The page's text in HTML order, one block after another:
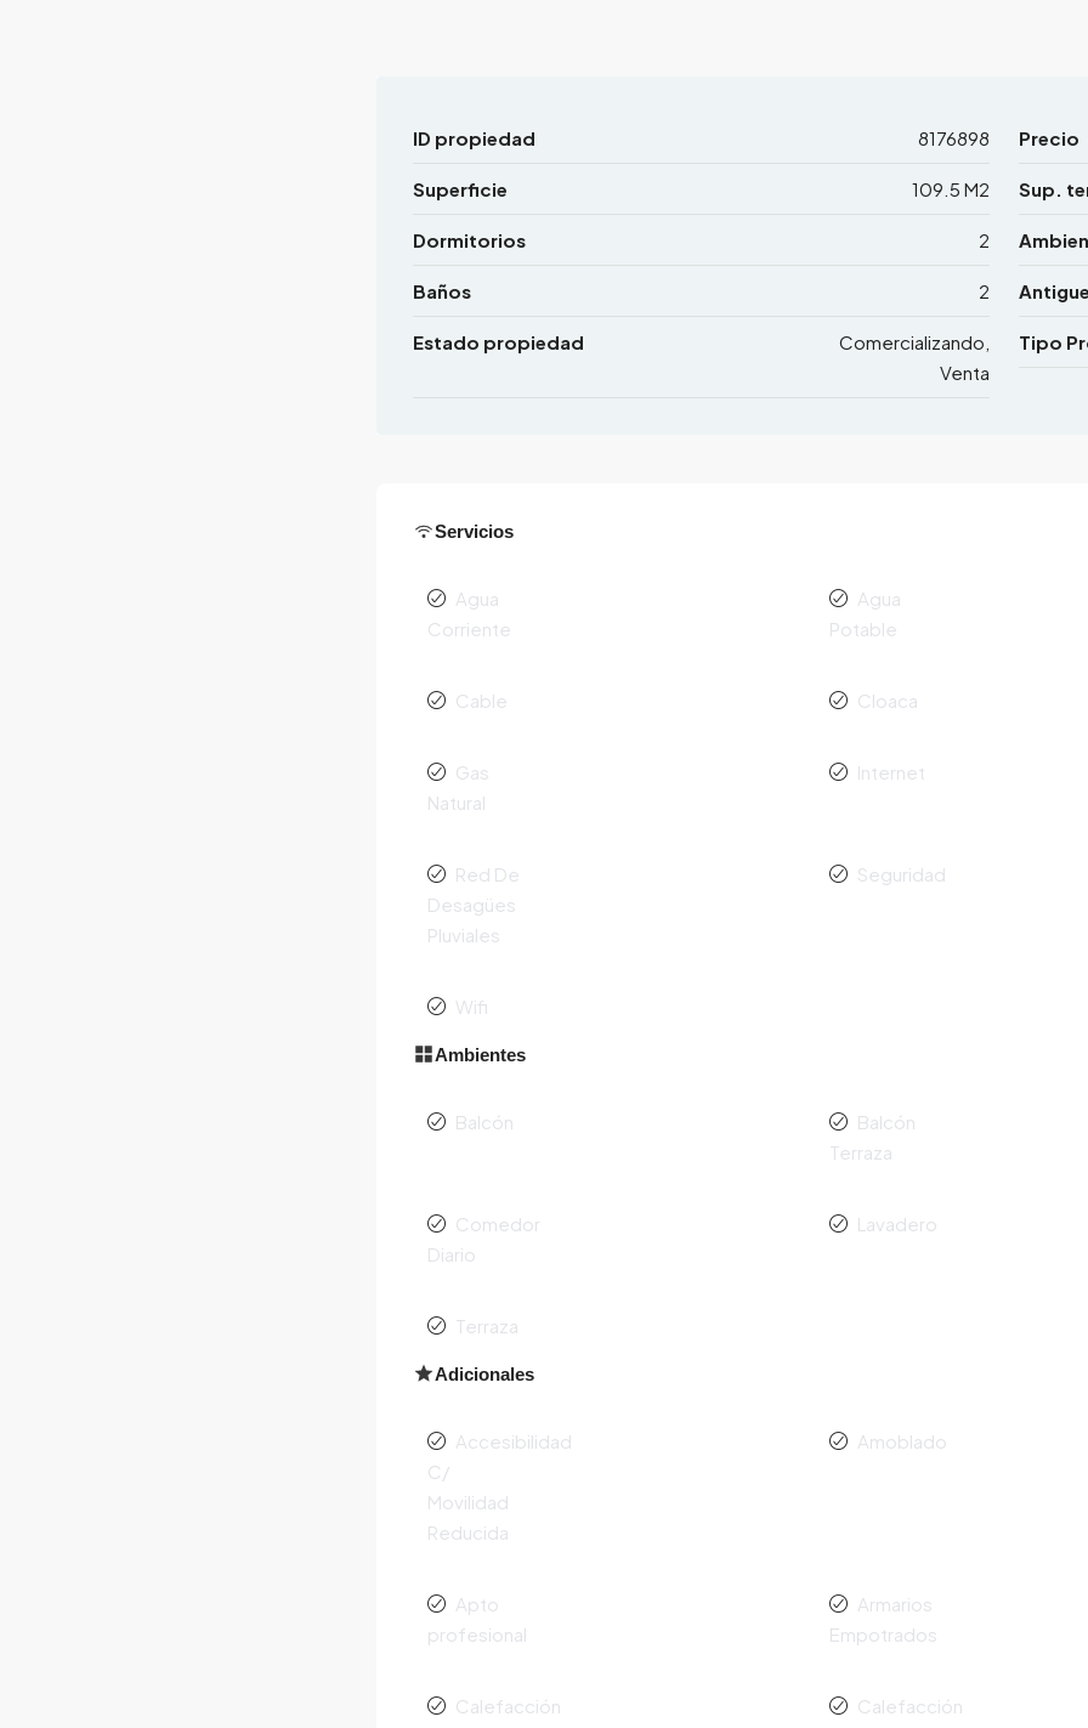
ID propiedad 8176898 Precio
Superficie 109.5 M2 Sup.
Dormitorios 2
Baños 2
Estado propiedad
Comercializando,
Venta
Tipo
Servicios
Agua
Corriente
Agua
Potable
Cable Cloaca
Gas
Natural
Internet
Red De
Desagües
Pluviales
Seguridad
Wifi
Ambientes
Balcón
Balcón
Terraza
Comedor
Diario
Lavadero
Terraza
Adicionales
Accesibilidad
C/
Movilidad
Reducida
Amoblado
Apto
profesional
Armarios
Empotrados
Calefacción
Calefacción